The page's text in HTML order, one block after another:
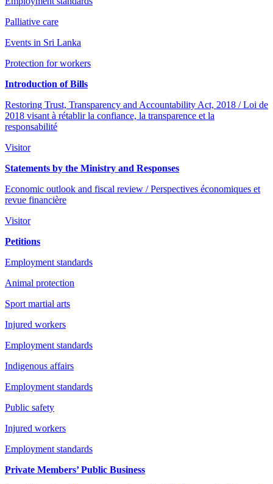
Palliative care
Events in Sri Lanka
Protection for workers
Introduction of Bills
Restoring Trust, Transparency and Accountability Act, 2018 / Loi de
2018 visant à rétablir la confiance, la transparence et la
responsabilité
Visitor
Statements by the Ministry and Responses
Economic outlook and fiscal review / Perspectives économiques et
revue financière
Visitor
Petitions
Employment standards
Animal protection
Sport martial arts
Injured workers
Employment standards
Indigenous affairs
Employment standards
Public safety
Injured workers
Employment standards
Private Members’ Public Business